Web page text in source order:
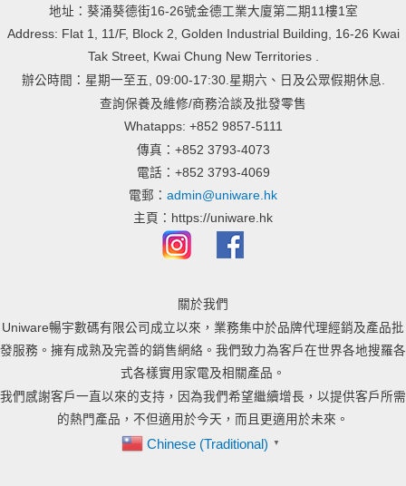
地址：葵涌葵德街16-26號金德工業大廈第二期11樓1室
Address: Flat 1, 11/F, Block 2, Golden Industrial Building, 16-26 Kwai
Tak Street, Kwai Chung New Territories .
辦公時間：星期一至五, 09:00-17:30.星期六、日及公眾假期休息.
查詢保養及維修/商務洽談及批發零售
Whatapps: +852 9857-5111
傳真：+852 3793-4073
電話：+852 3793-4069
電郵： admin@uniware.hk
主頁：https://uniware.hk
關於我們
Uniware暢宇數碼有限公司成立以來，業務集中於品牌代理經銷及產品批
發服務。擁有成熟及完善的銷售網絡。我們致力為客戶在世界各地搜羅各
式各樣實用家電及相關產品。
我們感謝客戶一直以來的支持，因為我們希望繼續增長，以提供客戶所需
的熱門產品，不但適用於今天，而且更適用於未來。
Chinese (Traditional) ▼